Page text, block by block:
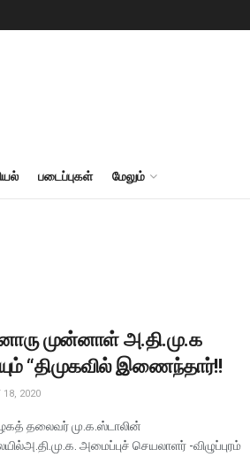
படைப்புகள் மேலும்
முன்னாள் அ.தி.மு.க
“திமுகவில் இணைந்தார்!!
2020
தலைவர் மு.க.ஸ்டாலின்
அமைப்புச் செயலாளர் -விழுப்புரம்